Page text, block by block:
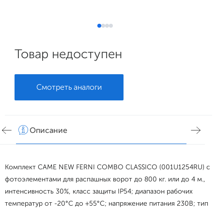
Товар недоступен
Смотреть аналоги
Описание
Комплект CAME NEW FERNI COMBO CLASSICO (001U1254RU) с
фотоэлементами для распашных ворот до 800 кг. или до 4 м.,
интенсивность 30%, класс защиты IP54; диапазон рабочих
температур от -20°С до +55°С; напряжение питания 230В; тип